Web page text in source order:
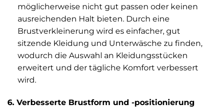
möglicherweise nicht gut passen oder keinen
ausreichenden Halt bieten. Durch eine
Brustverkleinerung wird es einfacher, gut
sitzende Kleidung und Unterwäsche zu finden,
wodurch die Auswahl an Kleidungsstücken
erweitert und der tägliche Komfort verbessert
wird.
6. Verbesserte Brustform und -positionierung